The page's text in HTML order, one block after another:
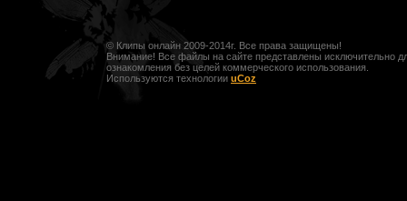
© Клипы онлайн 2009-2014г. Все права защищены!
Внимание! Все файлы на сайте представлены исключительно
ознакомления без целей коммерческого использования.
Используются технологии uCoz